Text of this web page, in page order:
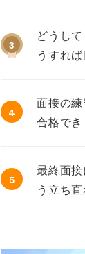
3
どうし
うすれ
4
面接の練
合格でき
5
最終面
う立ち